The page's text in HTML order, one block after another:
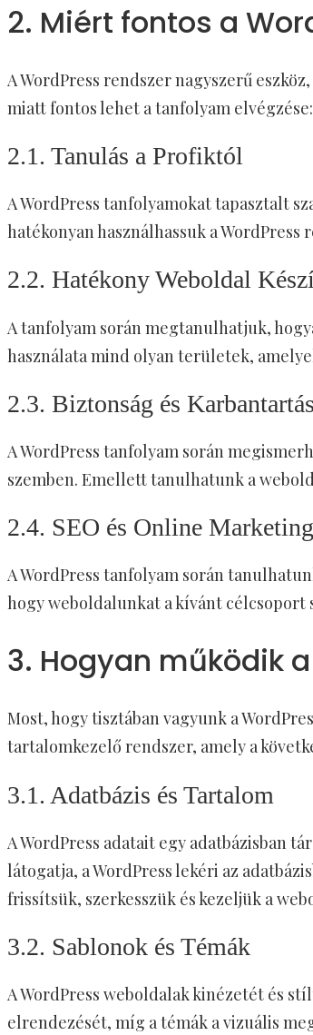
2. Miért fontos a
A WordPress rendszer nagyszerű
miatt fontos lehet a tanfolyam elvégzése:
2.1. Tanulás a Profiktól
A WordPress tanfolyamokat tapasztalt
hatékonyan használhassuk a
2.2. Hatékony Weboldal
A tanfolyam során megtanulhatjuk,
használata mind olyan területek,
2.3. Biztonság és Karbantartás
A WordPress tanfolyam során
szemben. Emellett tanulhatunk a
2.4. SEO és Online Marketing
A WordPress tanfolyam során
hogy weboldalunkat a kívánt célcsoport
3. Hogyan működik
Most, hogy tisztában vagyunk a
tartalomkezelő rendszer, amely a
3.1. Adatbázis és Tartalom
A WordPress adatait egy adatbázisban
látogatja, a WordPress lekéri az
frissítsük, szerkesszük és kezeljük a
3.2. Sablonok és Témák
A WordPress weboldalak kinézetét és
elrendezését, míg a témák a vizuális